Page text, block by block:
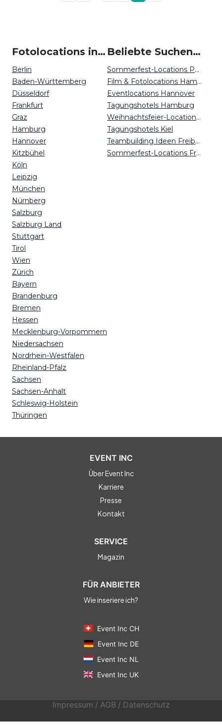
Fotolocations in Deutschland
Berlin
Baden-Württemberg
Düsseldorf
Frankfurt
Graz
Hamburg
Hannover
Kitzbühel
Köln
Leipzig
München
Nürnberg
Salzburg
Salzburg Land
Stuttgart
Tirol
Wien
Zürich
Bayern
Brandenburg
Bremen
Hessen
Mecklenburg-Vorpommern
Niedersachsen
Nordrhein-Westfalen
Rheinland-Pfalz
Sachsen
Sachsen-Anhalt
Schleswig-Holstein
Thüringen
Beliebte Suchen auf Event Inc
Sommerfest-Locations Potsdam
Film & Fotolocations Hamburg
Eventlocations Hannover
Tagungshotels Hamburg
Weihnachtsfeier-Locations Leipzig
Tagungshotels Kiel
Teambuilding Ideen Freiburg
Sommerfest-Locations Freiburg
EVENT INC
Über Event Inc
Karriere
Presse
Kontakt
SERVICE
Magazin
FÜR ANBIETER
Wie inseriere ich?
Event Inc CH
Event Inc DE
Event Inc NL
Event Inc UK
Impressum / AGB / Datenschutz